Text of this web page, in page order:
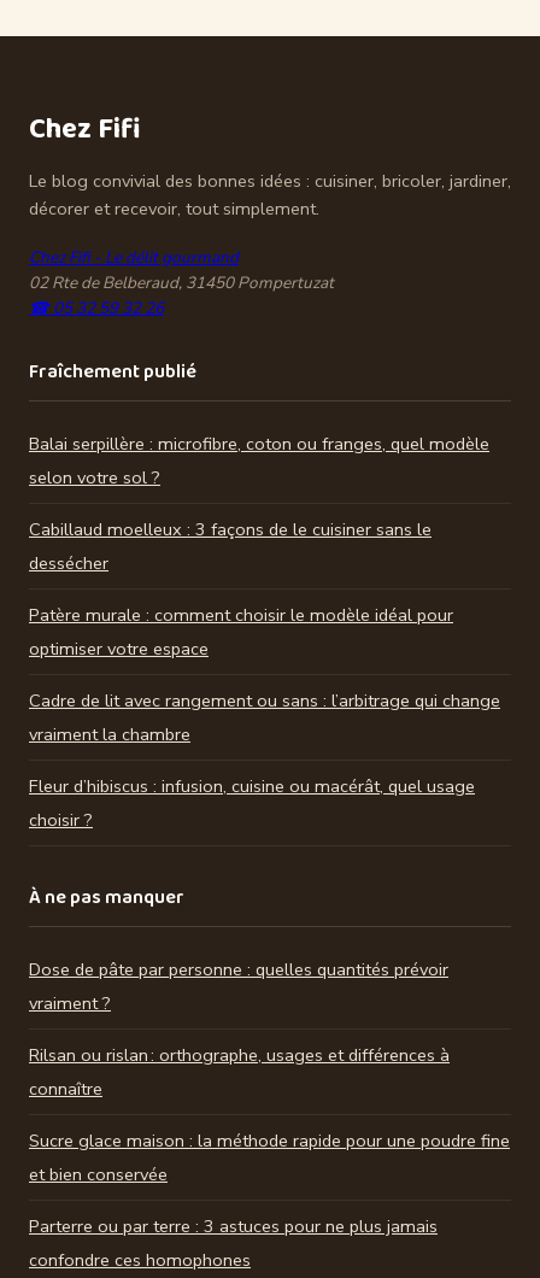
et installer le bon
et réguler
Chez Fifi
Le blog convivial des bonnes idées : cuisiner, bricoler, jardiner,
décorer et recevoir, tout simplement.
Chez Fifi - Le délit gourmand
02 Rte de Belberaud, 31450 Pompertuzat
☎ 05 32 59 32 26
Fraîchement publié
Balai serpillère : microfibre, coton ou franges, quel modèle
selon votre sol ?
Cabillaud moelleux : 3 façons de le cuisiner sans le
dessécher
Patère murale : comment choisir le modèle idéal pour
optimiser votre espace
Cadre de lit avec rangement ou sans : l’arbitrage qui change
vraiment la chambre
Fleur d’hibiscus : infusion, cuisine ou macérât, quel usage
choisir ?
À ne pas manquer
Dose de pâte par personne : quelles quantités prévoir
vraiment ?
Rilsan ou rislan : orthographe, usages et différences à
connaître
Sucre glace maison : la méthode rapide pour une poudre fine
et bien conservée
Parterre ou par terre : 3 astuces pour ne plus jamais
confondre ces homophones